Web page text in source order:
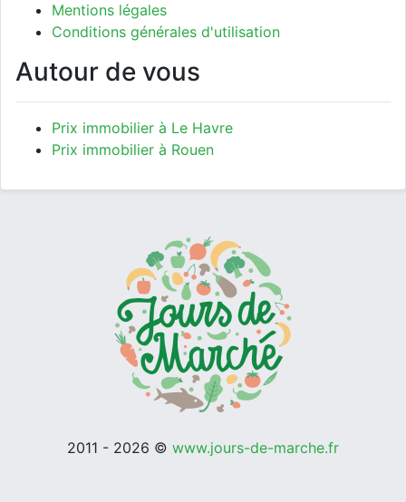
Mentions légales
Conditions générales d'utilisation
Autour de vous
Prix immobilier à Le Havre
Prix immobilier à Rouen
2011 - 2026 © www.jours-de-marche.fr